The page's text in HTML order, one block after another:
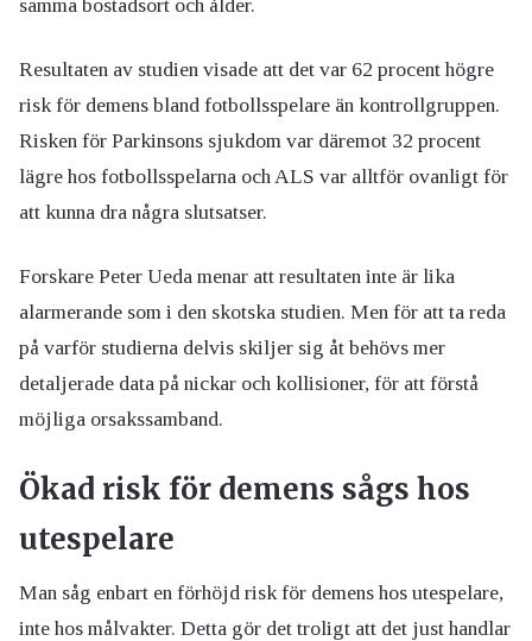
samma bostadsort och ålder.
Resultaten av studien visade att det var 62 procent högre
risk för demens bland fotbollsspelare än kontrollgruppen.
Risken för Parkinsons sjukdom var däremot 32 procent
lägre hos fotbollsspelarna och ALS var alltför ovanligt för
att kunna dra några slutsatser.
Forskare Peter Ueda menar att resultaten inte är lika
alarmerande som i den skotska studien. Men för att ta reda
på varför studierna delvis skiljer sig åt behövs mer
detaljerade data på nickar och kollisioner, för att förstå
möjliga orsakssamband.
Ökad risk för demens sågs hos
utespelare
Man såg enbart en förhöjd risk för demens hos utespelare,
inte hos målvakter. Detta gör det troligt att det just handlar